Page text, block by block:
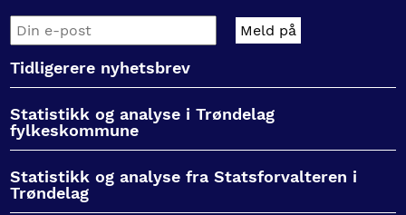
Tidligerere nyhetsbrev
Statistikk og analyse i Trøndelag
fylkeskommune
Statistikk og analyse fra Statsforvalteren i
Trøndelag